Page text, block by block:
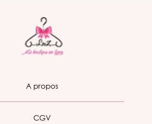
A propos
CGV